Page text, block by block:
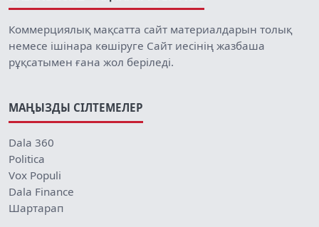
Коммерциялық мақсатта сайт материалдарын толық
немесе ішінара көшіруге Сайт иесінің жазбаша
рұқсатымен ғана жол беріледі.
МАҢЫЗДЫ СІЛТЕМЕЛЕР
Dala 360
Politica
Vox Populi
Dala Finance
Шартарап